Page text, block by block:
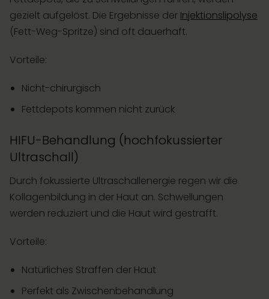
gezielt aufgelöst. Die Ergebnisse der Injektionslipolyse
(Fett-Weg-Spritze) sind oft dauerhaft.
Vorteile:
Nicht-chirurgisch
Fettdepots kommen nicht zurück
HIFU-Behandlung (hochfokussierter
Ultraschall)
Durch fokussierte Ultraschallenergie regen wir die
Kollagenbildung in der Haut an. Schwellungen
werden reduziert und die Haut wird gestrafft.
Vorteile:
Natürliches Straffen der Haut
Perfekt als Zwischenbehandlung